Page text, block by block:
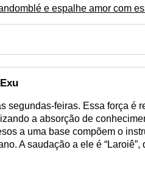
e espalhe amor com
segundas-feiras. Essa força é
a absorção de
a uma base compõem o
A saudação a ele é “Laroiê”,